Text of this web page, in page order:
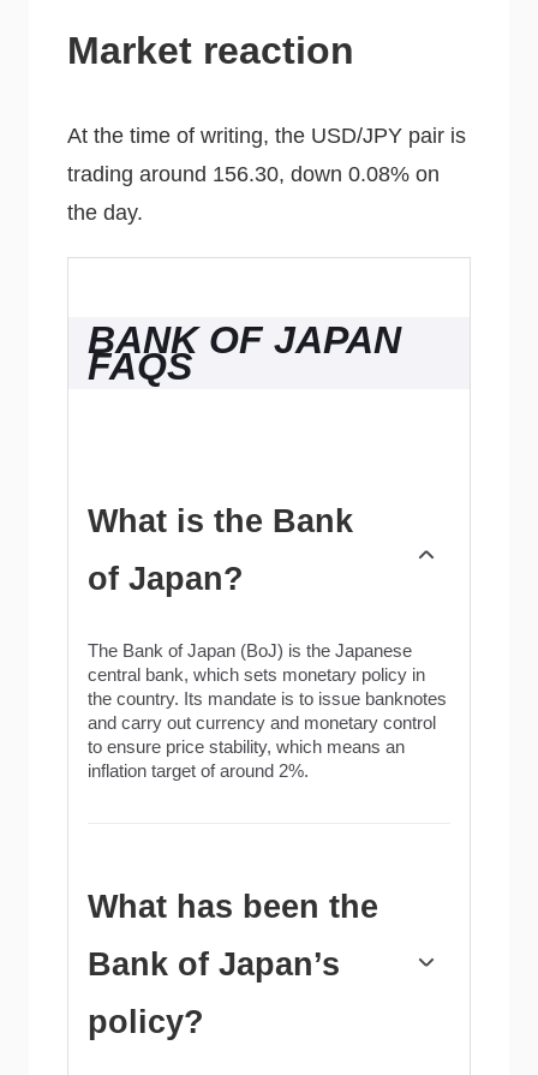
Market reaction
At the time of writing, the USD/JPY pair is
trading around 156.30, down 0.08% on
the day.
BANK OF JAPAN
FAQS
What is the Bank
of Japan?
The Bank of Japan (BoJ) is the Japanese
central bank, which sets monetary policy in
the country. Its mandate is to issue banknotes
and carry out currency and monetary control
to ensure price stability, which means an
inflation target of around 2%.
What has been the
Bank of Japan’s
policy?